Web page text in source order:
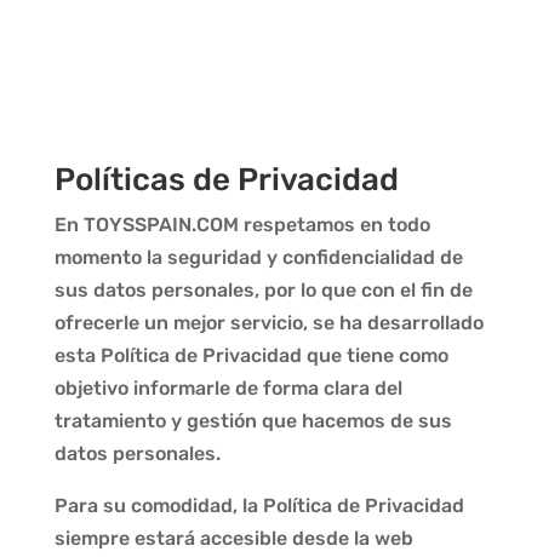
Políticas de Privacidad
En TOYSSPAIN.COM respetamos en todo
momento la seguridad y confidencialidad de
sus datos personales, por lo que con el fin de
ofrecerle un mejor servicio, se ha desarrollado
esta Política de Privacidad que tiene como
objetivo informarle de forma clara del
tratamiento y gestión que hacemos de sus
datos personales.
Para su comodidad, la Política de Privacidad
siempre estará accesible desde la web